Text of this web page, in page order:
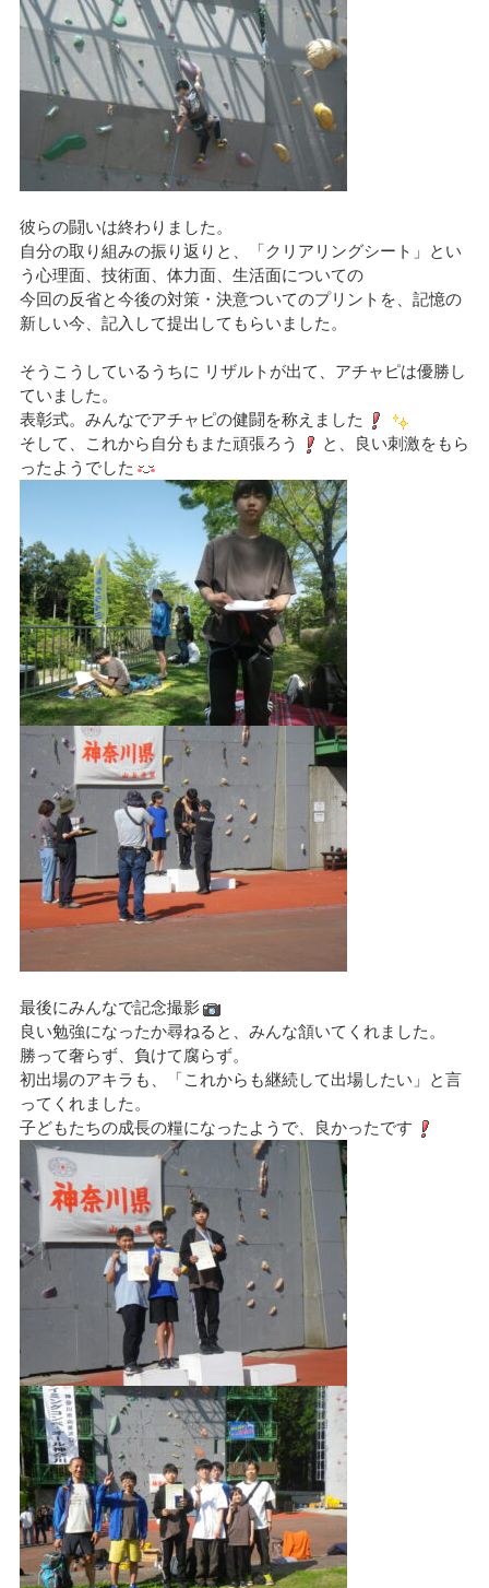
彼らの闘いは終わりました。
自分の取り組みの振り返りと、「クリアリングシート」とい
う心理面、技術面、体力面、生活面についての
今回の反省と今後の対策・決意ついてのプリントを、記憶の
新しい今、記入して提出してもらいました。
そうこうしているうちに リザルトが出て、アチャピは優勝し
ていました。
表彰式。みんなでアチャピの健闘を称えました
そして、これから自分もまた頑張ろう
と、良い刺激をもら
ったようでした
最後にみんなで記念撮影
良い勉強になったか尋ねると、みんな頷いてくれました。
勝って奢らず、負けて腐らず。
初出場のアキラも、「これからも継続して出場したい」と言
ってくれました。
子どもたちの成長の糧になったようで、良かったです